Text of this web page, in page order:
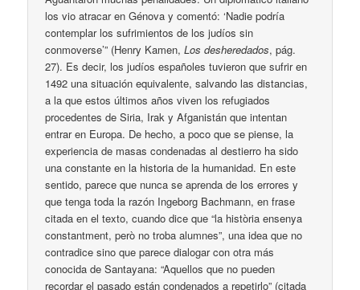
los vio atracar en Génova y comentó: ‘Nadie podría
contemplar los sufrimientos de los judíos sin
conmoverse’” (Henry Kamen,Los desheredados, pág.
27). Es decir, los judíos españoles tuvieron que sufrir en
1492 una situación equivalente, salvando las distancias,
a la que estos últimos años viven los refugiados
procedentes de Siria, Irak y Afganistán que intentan
entrar en Europa. De hecho, a poco que se piense, la
experiencia de masas condenadas al destierro ha sido
una constante en la historia de la humanidad. En este
sentido, parece que nunca se aprenda de los errores y
que tenga toda la razón Ingeborg Bachmann, en frase
citada en el texto, cuando dice que “la història ensenya
constantment, però no troba alumnes”, una idea que no
contradice sino que parece dialogar con otra más
conocida de Santayana: “Aquellos que no pueden
recordar el pasado están condenados a repetirlo” (citada